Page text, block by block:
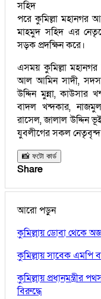
সহিদ
পরে কুমিল্লা মহানগর
মাহমুদ সহিদ এর
সড়ক প্রদক্ষিন করে।
এসময় কুমিল্লা
আল আমিন সাদী, সদস্য
উদ্দিন মুন্না, কাউসার
বাদল খন্দকার,
রাসেল, জালাল উদ্দিন
যুবলীগের সকল নেতৃবৃন্দ
📸 ফটো কার্ড
Share
আরো পড়ুন
কুমিল্লায় ডোবা থেকে
কুমিল্লায় সাবেক এমপি
কুমিল্লায়
বিরুদ্ধে